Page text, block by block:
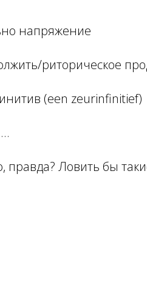
напряжение
риторическое
(een zeurinfinitief)
правда? Ловить бы